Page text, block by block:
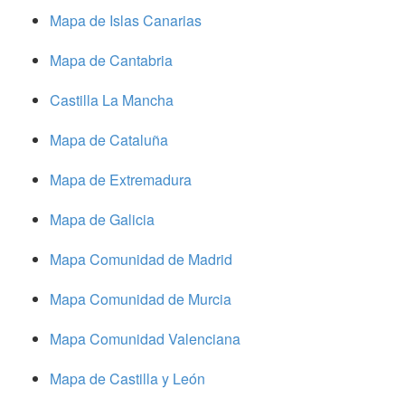
Mapa de Islas Canarias
Mapa de Cantabria
Castilla La Mancha
Mapa de Cataluña
Mapa de Extremadura
Mapa de Galicia
Mapa Comunidad de Madrid
Mapa Comunidad de Murcia
Mapa Comunidad Valenciana
Mapa de Castilla y León